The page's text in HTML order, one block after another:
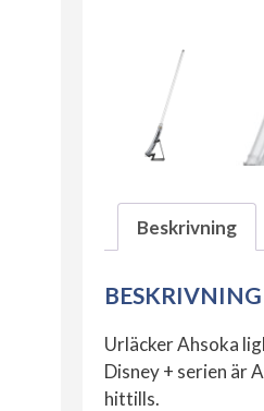
Beskrivning
BESKRIVNING
Urläcker Ahsoka
Disney + serien är
hittills.